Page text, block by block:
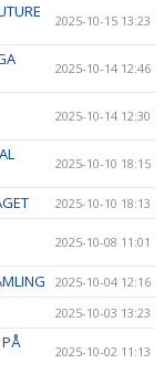
2025-10-15 13:23
2025-10-14 12:46
2025-10-14 12:30
2025-10-10 18:15
2025-10-10 18:13
2025-10-08 11:01
2025-10-04 12:16
2025-10-03 13:23
PÅ
2025-10-02 11:13